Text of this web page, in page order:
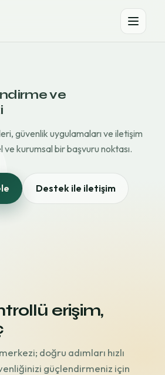
ve
güvenlik uygulamaları ve iletişim
ve kurumsal bir başvuru noktası.
Destek ile iletişim
erişim,
doğru adımları hızlı
güçlendirmeniz için